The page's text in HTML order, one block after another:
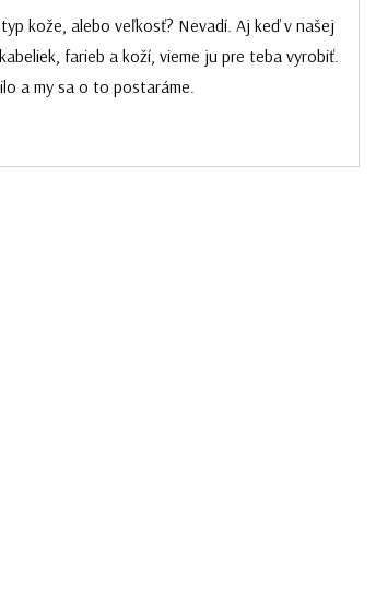
kože, alebo veľkosť? Nevadí. Aj keď v našej
farieb a koží, vieme ju pre teba vyrobiť.
a my sa o to postaráme.